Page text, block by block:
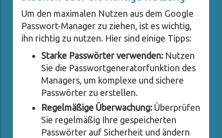
Um den maximalen Nutzen aus dem Google
Passwort-Manager zu ziehen, ist es wichtig,
ihn richtig zu nutzen. Hier sind einige Tipps:
Starke Passwörter verwenden: Nutzen
Sie die Passwortgeneratorfunktion des
Managers, um komplexe und sichere
Passwörter zu erstellen.
Regelmäßige Überwachung: Überprüfen
Sie regelmäßig Ihre gespeicherten
Passwörter auf Sicherheit und ändern